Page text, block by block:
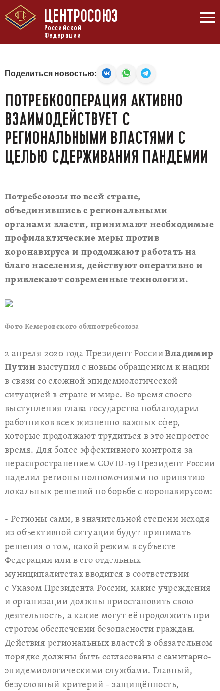
ЦЕНТРОСОЮЗ
Российской
Федерации
Поделиться новостью:
ПОТРЕБКООПЕРАЦИЯ АКТИВНО
ВЗАИМОДЕЙСТВУЕТ С
РЕГИОНАЛЬНЫМИ ВЛАСТЯМИ С
ЦЕЛЬЮ СДЕРЖИВАНИЯ ПАНДЕМИИ
Потребсоюзы по всей стране,
объединившись с региональными
органами власти, принимают необходимые
профилактические меры против
коронавируса и продолжают работать на
благо населения, действуют оперативно и
привлекают современные технологии.
Фото Кемеровского облпотребсоюза
2 апреля 2020 года Президент РоссииВладимир
Путинвыступил с новым обращением к нации
в связи со сложной эпидемиологической
ситуацией в стране и мире. Во время своего
выступления глава государства поблагодарил
работников всех жизненно важных сфер,
которые продолжают трудиться в это непростое
время. Для более эффективного контроля за
нераспространением COVID-19 Президент России
наделил регионы полномочиями по принятию
локальных решений по борьбе с коронавирусом:
- Регионы сами, в значительной степени исходя
из объективной ситуации будут принимать
решения о том, какой режим в субъекте
Федерации или в его отдельных
муниципалитетах вводится в соответствии
с Указом Президента России, какие учреждения
и организации должны приостановить свою
деятельность, а какие могут её продолжить при
строгом обеспечении безопасности граждан.
Действия региональных властей в обязательном
порядке должны быть согласованы с санитарно-
эпидемиологическими службами. Главный,
безусловный критерий – защищённость,